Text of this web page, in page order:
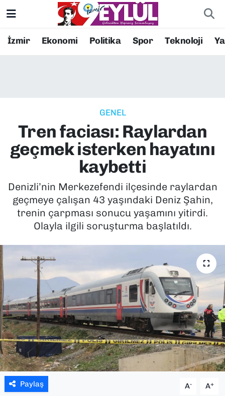
İzmir Ekonomi Politika Spor Teknoloji
GENEL
Tren faciası: Raylardan
geçmek isterken hayatını
kaybetti
Denizli’nin Merkezefendi ilçesinde raylardan
geçmeye çalışan 43 yaşındaki Deniz Şahin,
trenin çarpması sonucu yaşamını yitirdi.
Olayla ilgili soruşturma başlatıldı.
Paylaş A- A+
Resmi İlanlar
EKONOMİ
KÜLTÜR SANAT
MAGAZİN
POLİTİKA
SAĞLIK
SPOR
TEKNOLOJİ
YAŞAM
YEREL YÖNETİMLER
Konak Nöbetçi Eczaneler
Süper Lig Puan Durumu ve Fikstür
Tüm Manşetler
Son Dakika Haberleri
Haber Arşivi